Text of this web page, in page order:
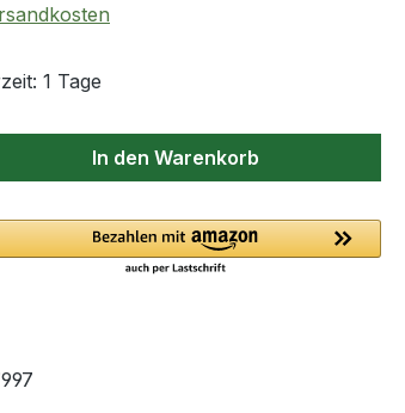
1 Tage
den gewünschten Wert
In den Warenkorb